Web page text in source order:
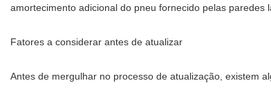
amortecimento adicional do pneu fornecido pelas
Fatores a considerar antes de atualizar
Antes de mergulhar no processo de atualização, existem